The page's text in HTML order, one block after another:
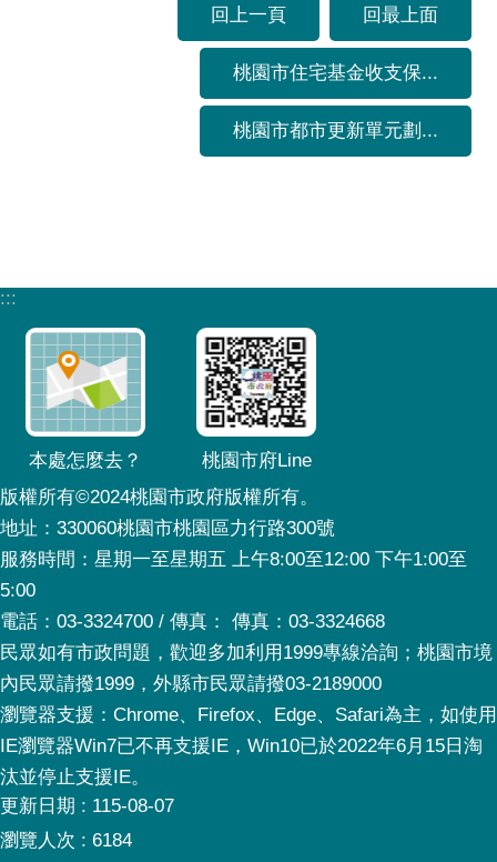
回上一頁
回最上面
桃園市住宅基金收支保...
桃園市都市更新單元劃...
:::
本處怎麼去？
桃園市府Line
版權所有©2024桃園市政府版權所有。
地址：330060桃園市桃園區力行路300號
服務時間：星期一至星期五 上午8:00至12:00 下午1:00至
5:00
電話：03-3324700 / 傳真： 傳真：03-3324668
民眾如有市政問題，歡迎多加利用1999專線洽詢；桃園市境
內民眾請撥1999，外縣市民眾請撥03-2189000
瀏覽器支援：Chrome、Firefox、Edge、Safari為主，如使用
IE瀏覽器Win7已不再支援IE，Win10已於2022年6月15日淘
汰並停止支援IE。
更新日期
115-08-07
瀏覽人次
6184